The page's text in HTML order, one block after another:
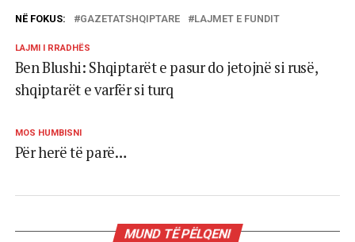
NË FOKUS: GAZETATSHQIPTARE LAJMET E FUNDIT
LAJMI I RRADHËS
Ben Blushi: Shqiptarët e pasur do jetojnë si rusë,
shqiptarët e varfër si turq
MOS HUMBISNI
Për herë të parë…
MUND TË PËLQENI